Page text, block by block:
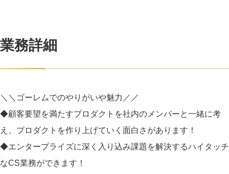
業務詳細
＼＼ゴーレムでのやりがいや魅力／／
◆顧客要望を満たすプロダクトを社内のメンバーと一緒に考
え、プロダクトを作り上げていく面白さがあります！
◆エンタープライズに深く入り込み課題を解決するハイタッチ
なCS業務ができます！